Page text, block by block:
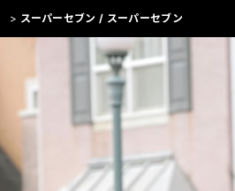
> スーパーセブン / スーパーセブン